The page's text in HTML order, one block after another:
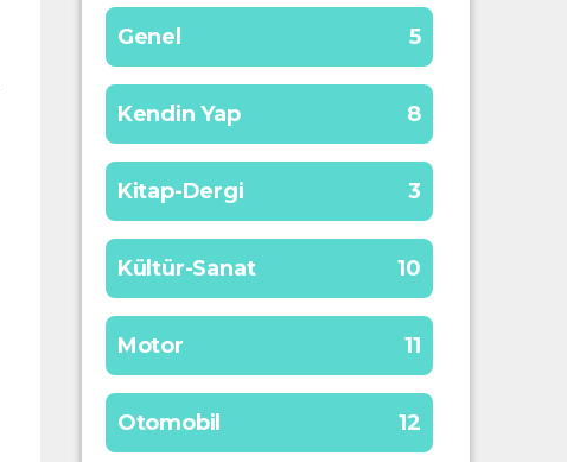
Genel 5
Kendin Yap 8
Kitap-Dergi 3
Kültür-Sanat 10
Motor 11
Otomobil 12